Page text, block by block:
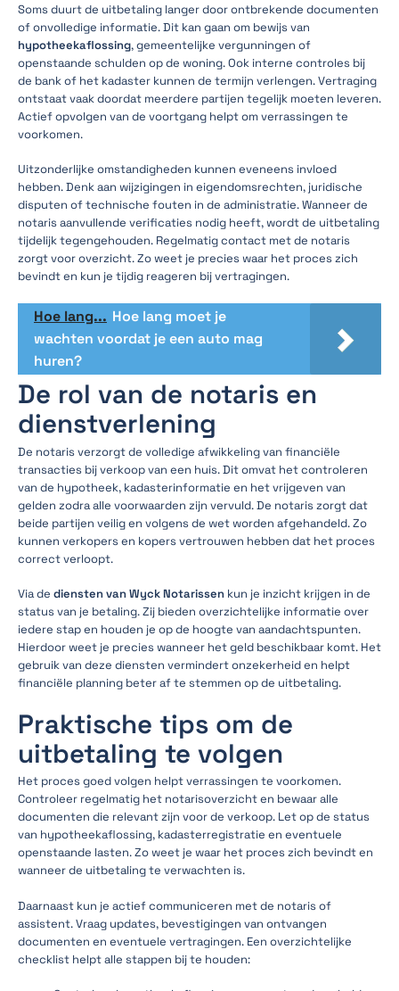
Soms duurt de uitbetaling langer door ontbrekende documenten
of onvolledige informatie. Dit kan gaan om bewijs van
hypotheekaflossing, gemeentelijke vergunningen of
openstaande schulden op de woning. Ook interne controles bij
de bank of het kadaster kunnen de termijn verlengen. Vertraging
ontstaat vaak doordat meerdere partijen tegelijk moeten leveren.
Actief opvolgen van de voortgang helpt om verrassingen te
voorkomen.
Uitzonderlijke omstandigheden kunnen eveneens invloed
hebben. Denk aan wijzigingen in eigendomsrechten, juridische
disputen of technische fouten in de administratie. Wanneer de
notaris aanvullende verificaties nodig heeft, wordt de uitbetaling
tijdelijk tegengehouden. Regelmatig contact met de notaris
zorgt voor overzicht. Zo weet je precies waar het proces zich
bevindt en kun je tijdig reageren bij vertragingen.
Hoe lang... Hoe lang moet je
wachten voordat je een auto mag
huren?
De rol van de notaris en
dienstverlening
De notaris verzorgt de volledige afwikkeling van financiële
transacties bij verkoop van een huis. Dit omvat het controleren
van de hypotheek, kadasterinformatie en het vrijgeven van
gelden zodra alle voorwaarden zijn vervuld. De notaris zorgt dat
beide partijen veilig en volgens de wet worden afgehandeld. Zo
kunnen verkopers en kopers vertrouwen hebben dat het proces
correct verloopt.
Via de diensten van Wyck Notarissen kun je inzicht krijgen in de
status van je betaling. Zij bieden overzichtelijke informatie over
iedere stap en houden je op de hoogte van aandachtspunten.
Hierdoor weet je precies wanneer het geld beschikbaar komt. Het
gebruik van deze diensten vermindert onzekerheid en helpt
financiële planning beter af te stemmen op de uitbetaling.
Praktische tips om de
uitbetaling te volgen
Het proces goed volgen helpt verrassingen te voorkomen.
Controleer regelmatig het notarisoverzicht en bewaar alle
documenten die relevant zijn voor de verkoop. Let op de status
van hypotheekaflossing, kadasterregistratie en eventuele
openstaande lasten. Zo weet je waar het proces zich bevindt en
wanneer de uitbetaling te verwachten is.
Daarnaast kun je actief communiceren met de notaris of
assistent. Vraag updates, bevestigingen van ontvangen
documenten en eventuele vertragingen. Een overzichtelijke
checklist helpt alle stappen bij te houden: